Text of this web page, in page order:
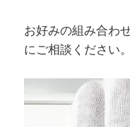
お好みの組み合わ
にご相談ください。